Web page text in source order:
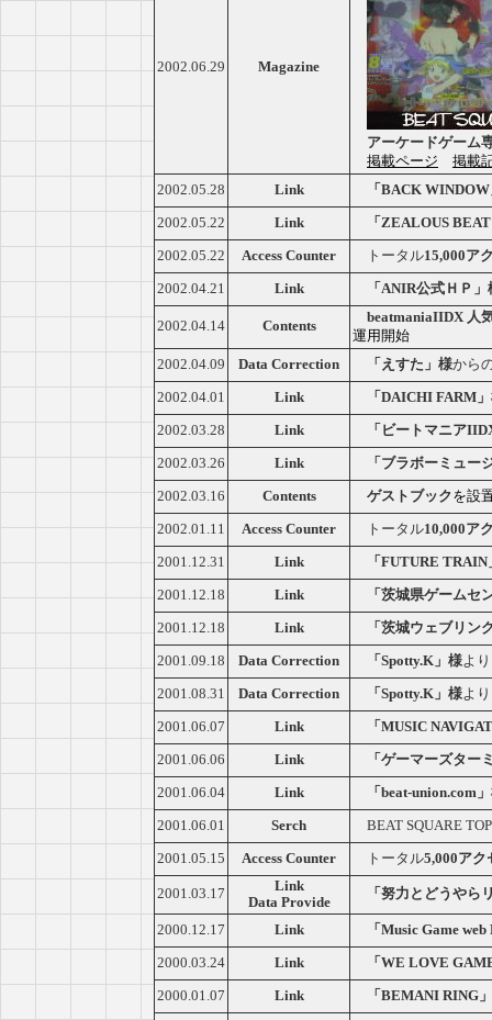
2002.06.29 Magazine
アーケードゲーム
掲載ページ
掲載
2002.05.28
Link 「BACK
2002.05.22 Link 「ZEALOUS
2002.05.22 Access Counter トータル15,000ア
2002.04.21 Link 「ANIR公式ＨＰ」
2002.04.14 Contents
beatmaniaIIDX 人
運用開始
2002.04.09
Data Correction 「えすた」様から
2002.04.01 Link 「DAICHI FARM
2002.03.28 Link 「ビートマニア
2002.03.26 Link 「ブラボーミュー
2002.03.16 Contents ゲストブックを設
2002.01.11 Access Counter トータル10,000ア
2001.12.31 Link 「FUTURE TRAIN
2001.12.18 Link 「茨城県ゲームセ
2001.12.18 Link 「茨城ウェブリン
2001.09.18 Data Correction 「Spotty.K」様よ
2001.08.31 Data Correction 「Spotty.K」様よ
2001.06.07 Link 「MUSIC
2001.06.06 Link 「ゲーマーズター
2001.06.04 Link 「beat-union.com
2001.06.01 Serch BEAT SQUARE
2001.05.15 Access Counter トータル5,000アク
2001.03.17
Link
Data Provide
「努力とどうやら
2000.12.17 Link 「Music Game
2000.03.24 Link 「WE LOVE
2000.01.07 Link 「BEMANI RING